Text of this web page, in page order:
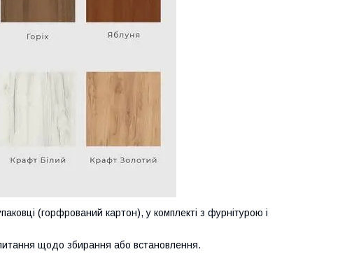
(горфрований картон), у комплекті з фурнітурою і
щодо збирання або встановлення.